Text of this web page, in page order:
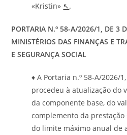
«Kristin» ↖.
PORTARIA N.º 58-A/2026/1, DE 3
MINISTÉRIOS DAS FINANÇAS E
E SEGURANÇA SOCIAL
♦ A Portaria n.º 58-A/2026/
procedeu à atualização do
da componente base, do
complemento da
do limite máximo anual de